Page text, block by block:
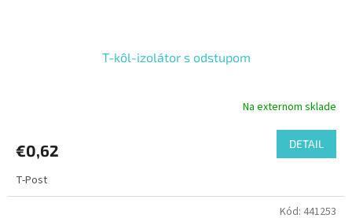
T-kôl-izolátor s odstupom
Na externom sklade
€0,62 DETAIL
T-Post
Kód: 441253